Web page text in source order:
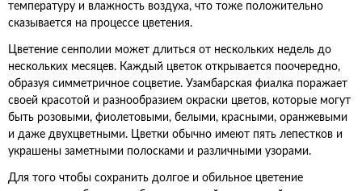
температуру и влажность воздуха, что тоже положительно
сказывается на процессе цветения.
Цветение сенполии может длиться от нескольких недель до
нескольких месяцев. Каждый цветок открывается поочередно,
образуя симметричное соцветие. Узамбарская фиалка поражает
своей красотой и разнообразием окраски цветов, которые могут
быть розовыми, фиолетовыми, белыми, красными, оранжевыми
и даже двухцветными. Цветки обычно имеют пять лепестков и
украшены заметными полосками и различными узорами.
Для того чтобы сохранить долгое и обильное цветение